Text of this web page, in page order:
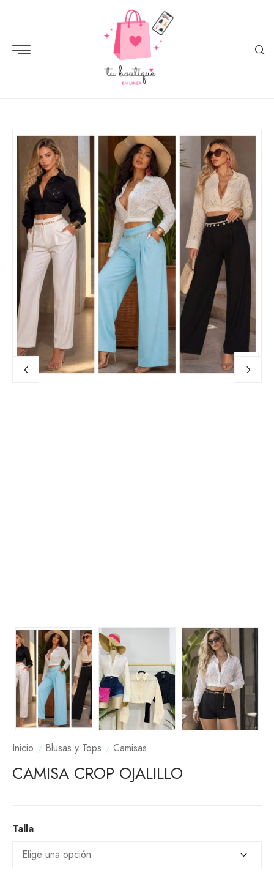
Inicio Blusas y Tops Camisas
CAMISA CROP OJALILLO
Talla